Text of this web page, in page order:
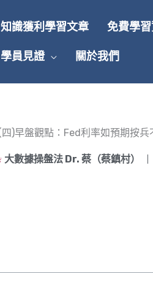
知識獲利學習文章 免費學
學員見證 關於我們
)早盤觀點：Fed利率如預期按兵
大數據操盤法 Dr. 蔡（蔡鎮村）